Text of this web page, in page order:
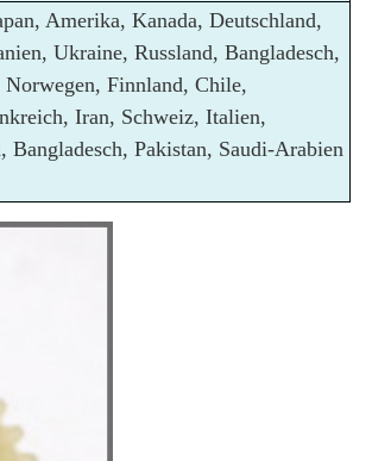
Amerika, Kanada, Deutschland,
Ukraine, Russland, Bangladesch,
Finnland, Chile,
Iran, Schweiz, Italien,
Bangladesch, Pakistan, Saudi-Arabien